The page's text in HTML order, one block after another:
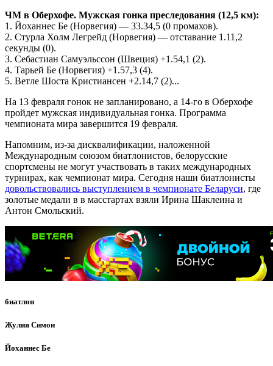
ЧМ в Оберхофе. Мужская гонка преследования (12,5 км):
1. Йоханнес Бе (Норвегия) — 33.34,5 (0 промахов).
2. Стурла Холм Легрейд (Норвегия) — отставание 1.11,2
секунды (0).
3. Себастиан Самуэльссон (Швеция) +1.54,1 (2).
4. Тарьей Бе (Норвегия) +1.57,3 (4).
5. Ветле Шоста Кристиансен +2.14,7 (2)...
На 13 февраля гонок не запланировано, а 14-го в Оберхофе
пройдет мужская индивидуальная гонка. Программа
чемпионата мира завершится 19 февраля.
Напомним, из-за дисквалификации, наложенной
Международным союзом биатлонистов, белорусские
спортсмены не могут участвовать в таких международных
турнирах, как чемпионат мира. Сегодня наши биатлонисты
довольствовались выступлением в чемпионате Беларуси, где
золотые медали в в масстартах взяли Ирина Шаклеина и
Антон Смольский.
биатлон
Жулия Симон
Йоханнес Бе